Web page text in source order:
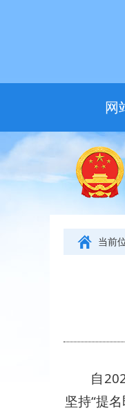
网
友
当前
自
坚持“提